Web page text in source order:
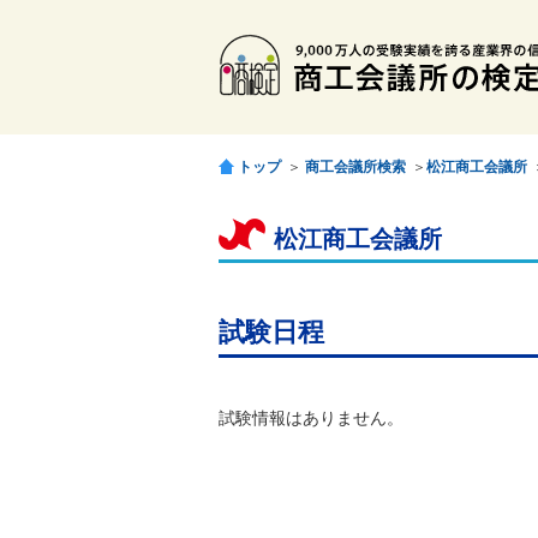
トップ ＞ 商工会議所検索 ＞ 松江商工会議所
松江商工会議所
試験日程
試験情報はありません。